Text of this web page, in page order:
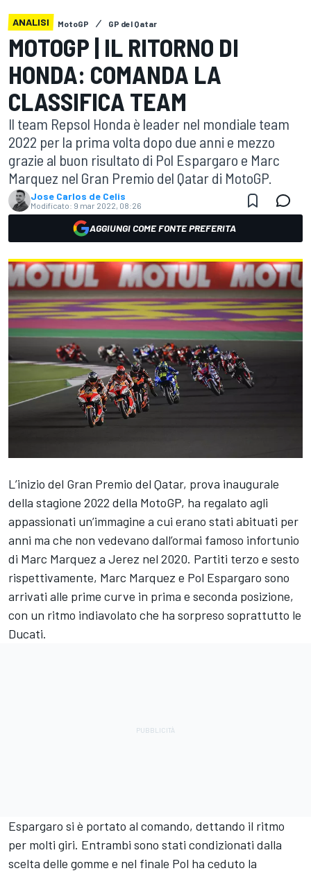
ANALISI MotoGP GP del Qatar
MOTOGP | IL RITORNO DI
HONDA: COMANDA LA
CLASSIFICA TEAM
Il team Repsol Honda è leader nel mondiale team
2022 per la prima volta dopo due anni e mezzo
grazie al buon risultato di Pol Espargaro e Marc
Marquez nel Gran Premio del Qatar di MotoGP.
Jose Carlos de Celis
Modificato: 9 mar 2022, 08:26
AGGIUNGI COME FONTE PREFERITA
L’inizio del Gran Premio del Qatar, prova inaugurale
della stagione 2022 della MotoGP, ha regalato agli
appassionati un’immagine a cui erano stati abituati per
anni ma che non vedevano dall’ormai famoso infortunio
di Marc Marquez a Jerez nel 2020. Partiti terzo e sesto
rispettivamente, Marc Marquez e Pol Espargaro sono
arrivati alle prime curve in prima e seconda posizione,
con un ritmo indiavolato che ha sorpreso soprattutto le
Ducati.
Espargaro si è portato al comando, dettando il ritmo
per molti giri. Entrambi sono stati condizionati dalla
scelta delle gomme e nel finale Pol ha ceduto la